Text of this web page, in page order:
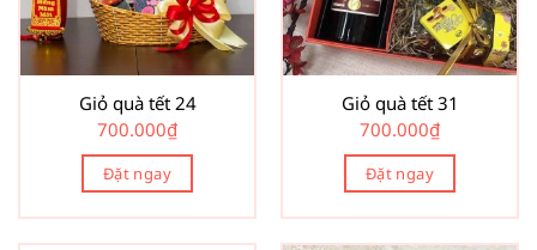
Giỏ quà tết 24
700.000₫
Đặt ngay
Giỏ quà tết 31
700.000₫
Đặt ngay